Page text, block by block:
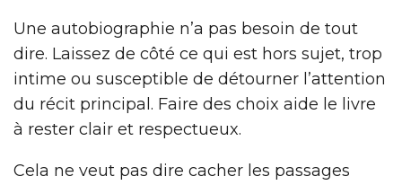
Une autobiographie n’a pas besoin de tout
dire. Laissez de côté ce qui est hors sujet, trop
intime ou susceptible de détourner l’attention
du récit principal. Faire des choix aide le livre
à rester clair et respectueux.
Cela ne veut pas dire cacher les passages